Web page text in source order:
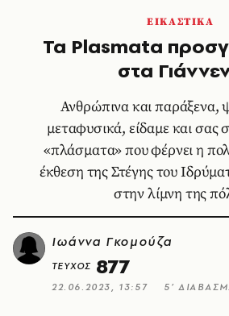
ΕΙΚΑΣΤΙΚΑ
Τα Plasmata
στα
Ανθρώπινα και παράξενα,
μεταφυσικά, είδαμε και σας
«πλάσματα» που φέρνει η
έκθεση της Στέγης του
στην λίμνη της
Ιωάννα Γκομούζα
ΤΕΥΧΟΣ 877
22.06.2023, 13:57 5’